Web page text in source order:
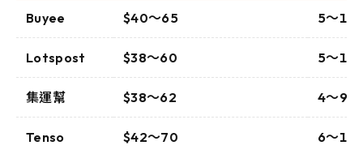
Buyee $40～65 5～10
Lotspost $38～60 5～10
集運幫 $38～62 4～9
Tenso $42～70 6～12